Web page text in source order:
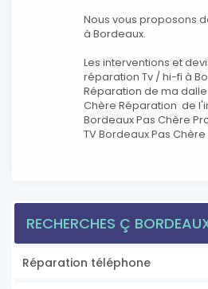
Nous vous proposons
à Bordeaux.
Les interventions et
réparation Tv / hi-fi à
Réparation de ma
Chère Réparation de
Bordeaux Pas Chère
TV Bordeaux Pas Chère
RECHERCHES Ç
Réparation téléphone